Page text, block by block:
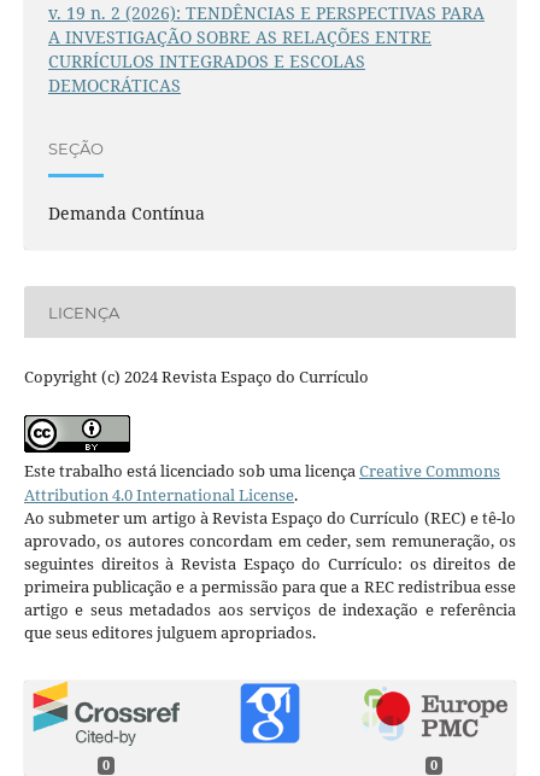
v. 19 n. 2 (2026): TENDÊNCIAS E PERSPECTIVAS PARA
A INVESTIGAÇÃO SOBRE AS RELAÇÕES ENTRE
CURRÍCULOS INTEGRADOS E ESCOLAS
DEMOCRÁTICAS
SEÇÃO
Demanda Contínua
LICENÇA
Copyright (c) 2024 Revista Espaço do Currículo
Este trabalho está licenciado sob uma licençaCreative Commons
Attribution 4.0 International License.
Ao submeter um artigo à Revista Espaço do Currículo (REC) e tê-lo
aprovado, os autores concordam em ceder, sem remuneração, os
seguintes direitos à Revista Espaço do Currículo: os direitos de
primeira publicação e a permissão para que a REC redistribua esse
artigo e seus metadados aos serviços de indexação e referência
que seus editores julguem apropriados.
0 0